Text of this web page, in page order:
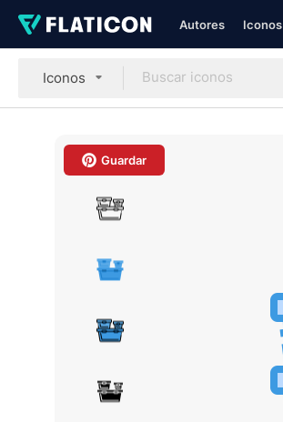
Autores Iconos
Iconos
Guardar